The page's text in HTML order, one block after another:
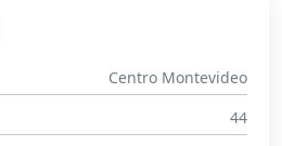
Centro Montevideo
44